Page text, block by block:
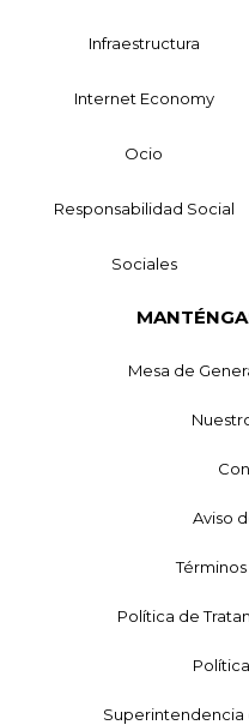
Infraestructura
Internet Economy
Ocio
Responsabilidad Social
Sociales
Mesa de
Aviso
Política de
Superintendencia